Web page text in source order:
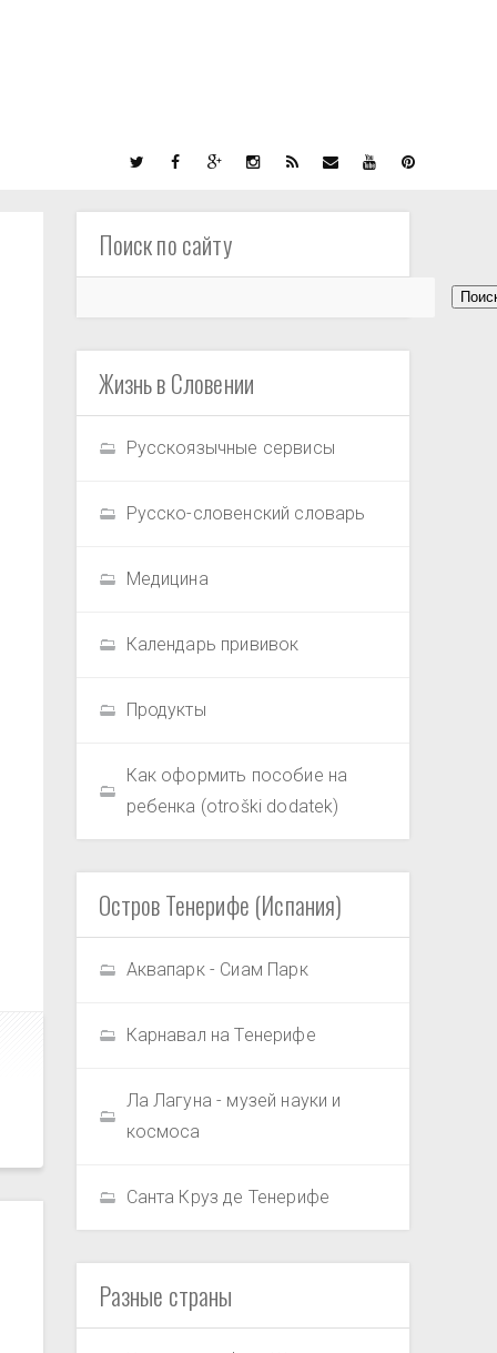
Поиск по сайту
Жизнь в Словении
Русскоязычные сервисы
Русско-словенский словарь
Медицина
Календарь прививок
Продукты
Как оформить пособие на
ребенка (otroški dodatek)
Остров Тенерифе (Испания)
Аквапарк - Сиам Парк
Карнавал на Тенерифе
Ла Лагуна - музей науки и
космоса
Санта Круз де Тенерифе
Разные страны